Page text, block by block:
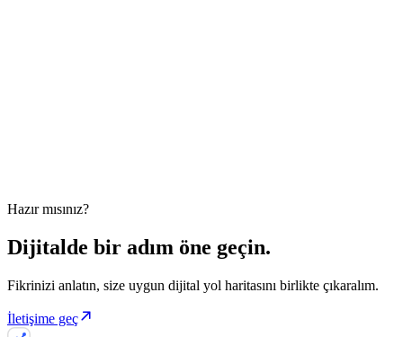
Hazır mısınız?
Dijitalde bir adım öne geçin.
Fikrinizi anlatın, size uygun dijital yol haritasını birlikte çıkaralım.
İletişime geç